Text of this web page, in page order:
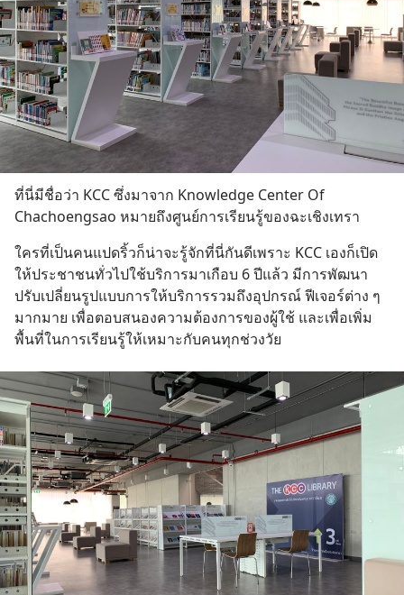
ที่นี่มีชื่อว่า KCC ซึ่งมาจาก Knowledge Center Of
Chachoengsao หมายถึงศูนย์การเรียนรู้ของฉะเชิงเทรา
ใครที่เป็นคนแปดริ้วก็น่าจะรู้จักที่นี่กันดีเพราะ KCC เองก็เปิด
ให้ประชาชนทั่วไปใช้บริการมาเกือบ 6 ปีแล้ว มีการพัฒนา
ปรับเปลี่ยนรูปแบบการให้บริการรวมถึงอุปกรณ์ ฟีเจอร์ต่าง ๆ
มากมาย เพื่อตอบสนองความต้องการของผู้ใช้ และเพื่อเพิ่ม
พื้นที่ในการเรียนรู้ให้เหมาะกับคนทุกช่วงวัย